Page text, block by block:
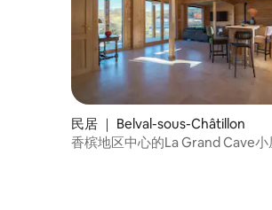
民居 ｜ Belval-sous-Châtillon
香槟地区中心的La Grand Cave小